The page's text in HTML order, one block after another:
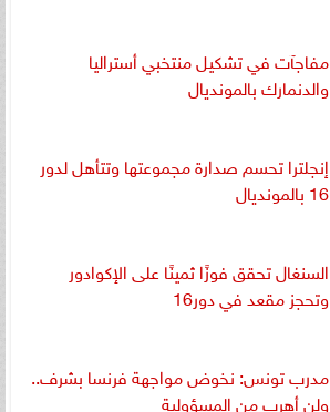
مفاجآت في تشكيل منتخبي أستراليا
والدنمارك بالمونديال
إنجلترا تحسم صدارة مجموعتها وتتأهل لدور
16 بالمونديال
السنغال تحقق فوزًا ثمينًا على الإكوادور
وتحجز مقعد في دور16
مدرب تونس: نخوض مواجهة فرنسا بشرف..
ولن أهرب من المسؤولية